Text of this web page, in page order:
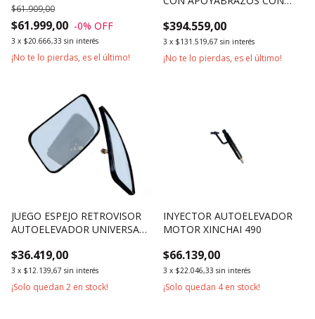
$61.999,00
$61.909,00
-0% OFF
3 x $20.666,33 sin interés
¡No te lo pierdas, es el último!
$394.559,00
3 x $131.519,67 sin interés
¡No te lo pierdas, es el último!
JUEGO ESPEJO RETROVISOR
AUTOELEVADOR UNIVERSAL
$36.419,00
3 x $12.139,67 sin interés
¡Solo quedan 2 en stock!
INYECTOR AUTOELEVADOR
MOTOR XINCHAI 490
$66.139,00
3 x $22.046,33 sin interés
¡Solo quedan 4en stock!